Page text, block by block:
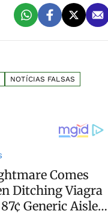
NOTÍCIAS FALSAS